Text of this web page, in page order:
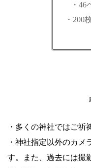
・
・200
・多くの神社ではご祈
・神社指定以外のカ
す。また、 過去には撮